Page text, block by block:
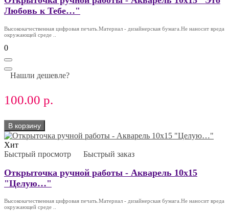
Любовь к Тебе…"
Высококачественная цифровая печать.Материал - дизайнерская бумага.Не наносит вреда
окружающей среде ..
0
Нашли дешевле?
100.00 р.
В корзину
Хит
Быстрый просмотр
Быстрый заказ
Открыточка ручной работы - Акварель 10х15
"Целую…"
Высококачественная цифровая печать.Материал - дизайнерская бумага.Не наносит вреда
окружающей среде ..